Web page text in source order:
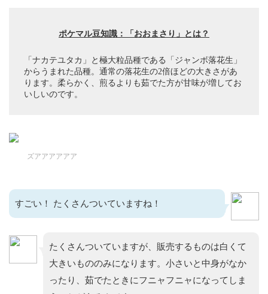
ポケマル豆知識：「おおまさり」とは？
「ナカテユタカ」と極大粒品種である「ジャンボ落花生」
からうまれた品種。通常の落花生の2倍ほどの大きさがあ
ります。柔らかく、煎るよりも茹でた方が甘味が増してお
いしいのです。
ズアアアアアア
すごい！ たくさんついていますね！
たくさんついていますが、販売するものは白くて
大きいもののみになります。小さいと中身がなか
ったり、茹でたときにフニャフニャになってしま